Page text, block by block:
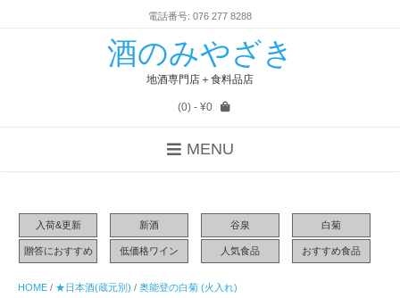
電話番号: 076 277 8288
酒のみやざき
地酒専門店＋食料品店
(0)- ¥0
MENU
入荷&更新 新酒 谷泉 白菊
贈答におすすめ 低価格ワイン 人気食品 おすすめ食品
HOME / ★日本酒(蔵元別) / 奥能登の白菊 (火入れ)